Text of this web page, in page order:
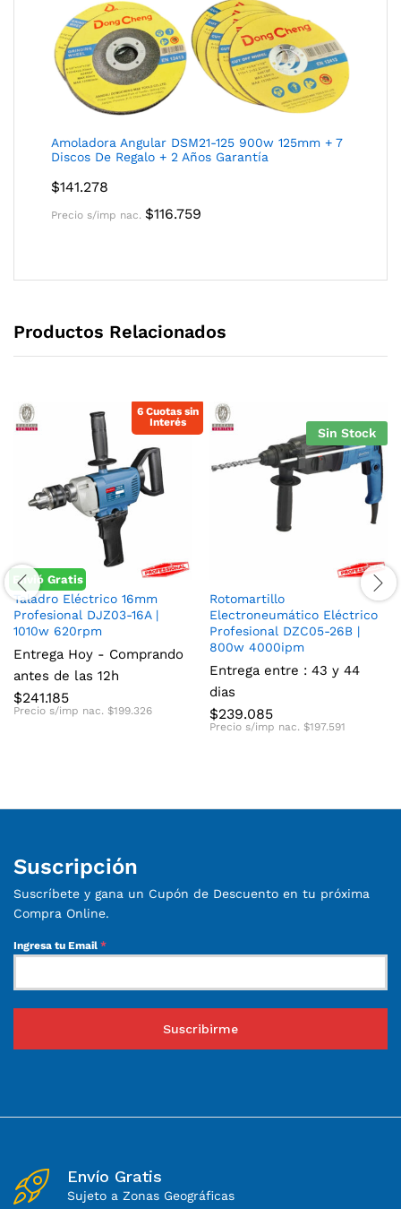
Amoladora Angular DSM21-125 900w 125mm + 7
Discos De Regalo + 2 Años Garantía
$141.278
Precio s/imp nac. $116.759
Productos Relacionados
6 Cuotas sin
Interés
Envió Gratis
Taladro Eléctrico 16mm
Profesional DJZ03-16A |
1010w 620rpm
Entrega Hoy - Comprando
antes de las 12h
$241.185
Precio s/imp nac. $199.326
Sin Stock
Rotomartillo
Electroneumático Eléctrico
Profesional DZC05-26B |
800w 4000ipm
Entrega entre : 43 y 44
dias
$239.085
Precio s/imp nac. $197.591
Suscripción
Suscríbete y gana un Cupón de Descuento en tu próxima
Compra Online.
Ingresa tu Email *
Suscribirme
Envío Gratis
Sujeto a Zonas Geográficas